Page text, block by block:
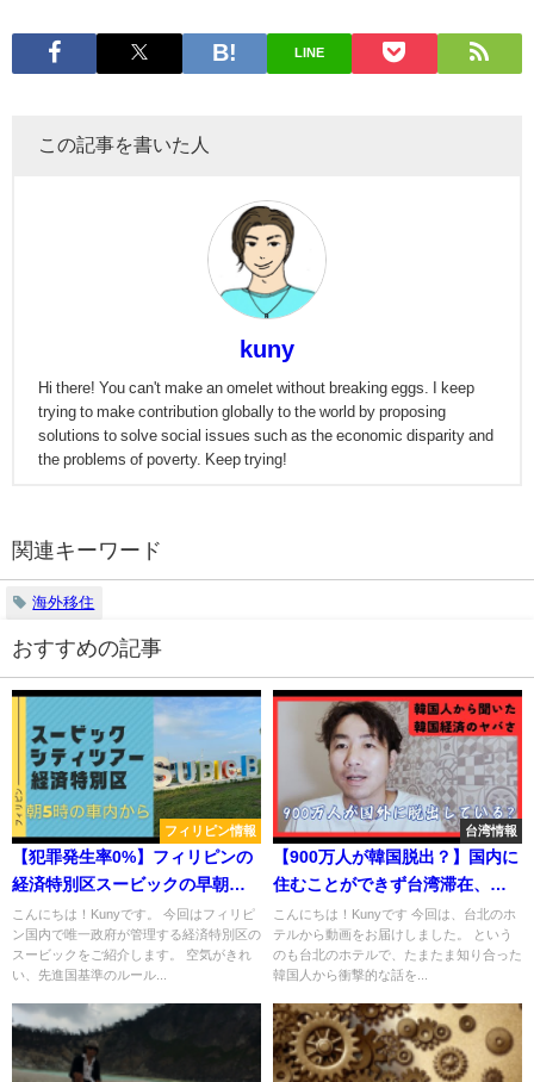
LINE
この記事を書いた人
kuny
Hi there! You can't make an omelet without breaking eggs. I keep
trying to make contribution globally to the world by proposing
solutions to solve social issues such as the economic disparity and
the problems of poverty. Keep trying!
関連キーワード
海外移住
おすすめの記事
フィリピン情報
【犯罪発生率0%】フィリピンの
経済特別区スービックの早朝シ
ティツアー！
こんにちは！Kunyです。 今回はフィリピ
ン国内で唯一政府が管理する経済特別区の
スービックをご紹介します。 空気がきれ
い、先進国基準のルール...
台湾情報
【900万人が韓国脱出？】国内に
住むことができず台湾滞在、韓
国人から聞いた話がヤバかっ
た...。
こんにちは！Kunyです 今回は、台北のホ
テルから動画をお届けしました。 という
のも台北のホテルで、たまたま知り合った
韓国人から衝撃的な話を...